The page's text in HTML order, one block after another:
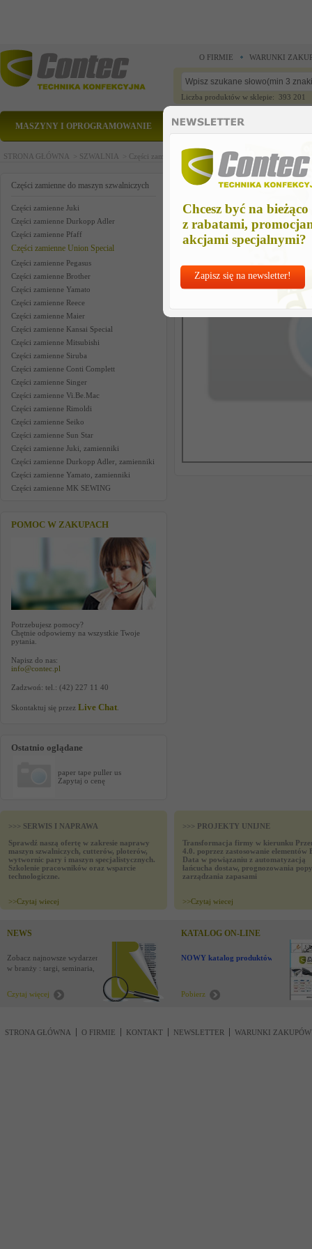
Chcesz być na bieżąco
z rabatami,
akcjami specjalnymi?
Zapisz się na newsletter!
O FIRMIE WARUNKI
Liczba produktów w sklepie: 393 201
MASZYNY I OPROGRAMOWANIE CZĘŚCI ZAMIENNE
STRONA GŁÓWNA > SZWALNIA > Części zamienne do maszyn szwalniczych >Części
Części zamienne do maszyn szwalniczych
Części zamienne Juki
Części zamienne Durkopp Adler
Części zamienne Pfaff
Części zamienne Union Special
Części zamienne Pegasus
Części zamienne Brother
Części zamienne Yamato
Części zamienne Reece
Części zamienne Maier
Części zamienne Kansai Special
Części zamienne Mitsubishi
Części zamienne Siruba
Części zamienne Conti Complett
Części zamienne Singer
Części zamienne Vi.Be.Mac
Części zamienne Rimoldi
Części zamienne Seiko
Części zamienne Sun Star
Części zamienne Juki, zamienniki
Części zamienne Durkopp Adler, zamienniki
Części zamienne Yamato, zamienniki
Części zamienne MK SEWING
POMOC W ZAKUPACH
Potrzebujesz pomocy?
Chętnie odpowiemy na wszystkie Twoje
pytania.
Napisz do nas:
info@contec.pl
Zadzwoń: tel.: (42) 227 11 40
Skontaktuj się przez Live Chat
Ostatnio oglądane
paper tape puller us
Zapytaj o cenę
paper tape puller us
>>> SERWIS I NAPRAWA
Sprawdź naszą ofertę w zakresie naprawy
maszyn szwalniczych, cutterów, ploterów,
wytwornic pary i maszyn specjalistycznych.
Szkolenie pracowników oraz wsparcie
technologiczne.
>>Czytaj wiecej
>>> PROJEKTY UNIJNE
Transformacja firmy w kierunku
4.0. poprzez zastosowanie elementów
Data w powiązaniu z automatyzacją
łańcucha dostaw, prognozowania
zarządzania zapasami
>>Czytaj wiecej
NEWS
Zobacz najnowsze wydarzenia
w branży : targi, seminaria,
Czytaj więcej
KATALOG ON-LINE
NOWY katalog produktów !
Pobierz
STRONA GŁÓWNA O FIRMIE KONTAKT NEWSLETTER WARUNKI ZAKUPÓW